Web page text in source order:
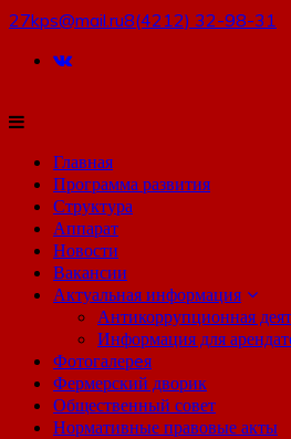
27kps@mail.ru8(4212) 32-98-31
Главная
Программа развития
Структура
Аппарат
Новости
Вакансии
Актуальная информация
Антикоррупционная
Информация для
Фотогалерeя
Фермерский дворик
Общественный совет
Нормативные правовые акты